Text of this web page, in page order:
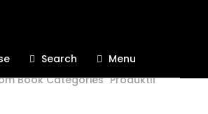
Search Menu
Book Categories "Produktif